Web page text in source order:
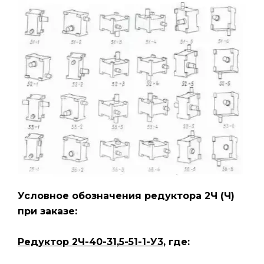
Условное обозначения редуктора 2Ч (Ч)
при заказе:
Редуктор 2Ч-40-31,5-51-1-У3, где: